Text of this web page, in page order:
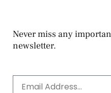
Never miss any
newsletter.